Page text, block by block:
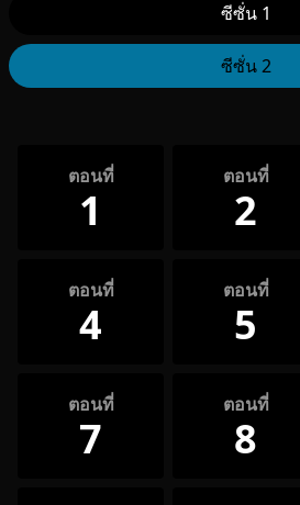
ซีซั่น 1
ซีซั่น 2
ตอนที่
1
ตอนที่
2
ตอนที่
4
ตอนที่
5
ตอนที่
7
ตอนที่
8